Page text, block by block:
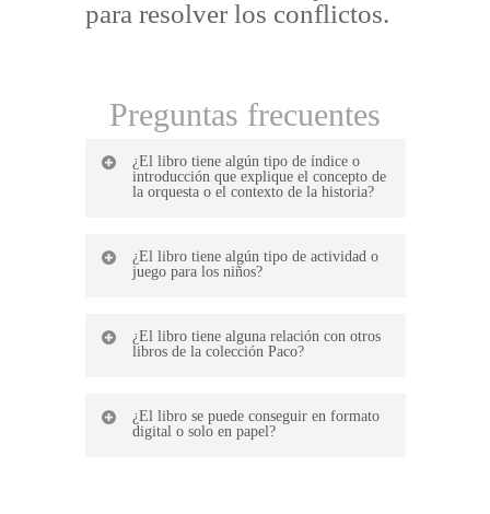
para resolver los conflictos.
Preguntas frecuentes
¿El libro tiene algún tipo de índice o
introducción que explique el concepto de
la orquesta o el contexto de la historia?
ningún tipo de índice o
explique el concepto
de la orquesta o el
El libro se centra en
presentar los
¿El libro tiene algún tipo de actividad o
juego para los niños?
ningún tipo de
los niños, solo el
cuento y los sonidos.
¿El libro tiene alguna relación con otros
libros de la colección Paco?
ninguna relación con
¿El libro se puede conseguir en formato
digital o solo en papel?